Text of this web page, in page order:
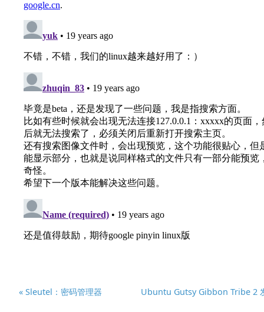
« Sleutel：密码管理器 Ubuntu Gutsy Gibbon Tribe 2